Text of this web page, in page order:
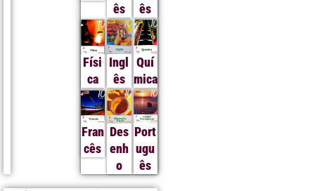
ês
ês
Físi
ca
Ingl
ês
Quí
mica
Fran
cês
Des
enh
o
Port
ugu
ês